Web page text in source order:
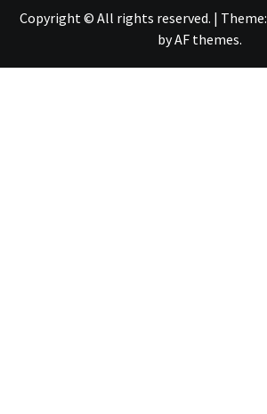
Copyright © All rights reserved. | Theme:
byAF themes.